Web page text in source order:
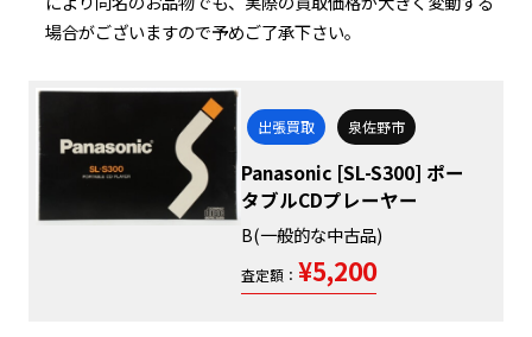
場合がございますので予めご了承下さい。
出張買取 泉佐野市
Panasonic [SL-S300] ポー
タブルCDプレーヤー
B(一般的な中古品)
査定額： ¥5,200